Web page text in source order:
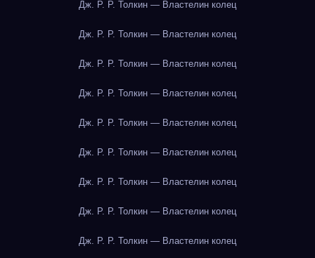
Дж. Р. Р. Толкин — Властелин колец
Дж. Р. Р. Толкин — Властелин колец
Дж. Р. Р. Толкин — Властелин колец
Дж. Р. Р. Толкин — Властелин колец
Дж. Р. Р. Толкин — Властелин колец
Дж. Р. Р. Толкин — Властелин колец
Дж. Р. Р. Толкин — Властелин колец
Дж. Р. Р. Толкин — Властелин колец
Дж. Р. Р. Толкин — Властелин колец